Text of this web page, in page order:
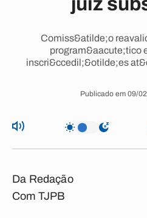
Comiss&atilde;o
program&aacute;tico
inscri&ccedil;&otilde;es
Publicado em 09/
Da Redação
Com TJPB